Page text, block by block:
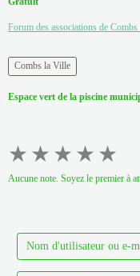
Forum des associations de
Combs la Ville
Espace vert de la piscine
★ ★ ★ ★ ★
Aucune note. Soyez le premier à